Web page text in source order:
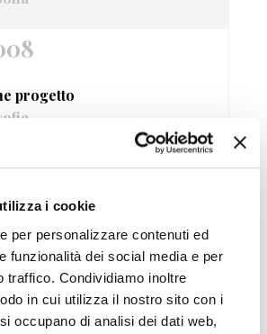
i cookie
per personalizzare contenuti ed
funzionalità dei social media e per
traffico. Condividiamo inoltre
in cui utilizza il nostro sito con i
occupano di analisi dei dati web,
progetto
True Fiction